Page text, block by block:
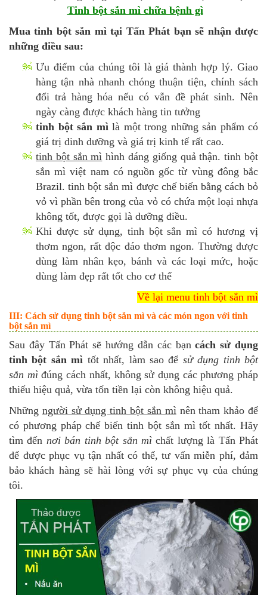
Tinh bột sắn mì chữa bệnh gì
Mua tinh bột sắn mì tại Tấn Phát bạn sẽ nhận được
những điều sau:
Ưu điểm của chúng tôi là giá thành hợp lý. Giao
hàng tận nhà nhanh chóng thuận tiện, chính sách
đổi trả hàng hóa nếu có vẫn đề phát sinh. Nên
ngày càng được khách hàng tin tưởng
tinh bột sắn mì là một trong những sản phẩm có
giá trị dinh dưỡng và giá trị kinh tế rất cao.
tinh bột sắn mì hình dáng giống quả thận. tinh bột
sắn mì việt nam có nguồn gốc từ vùng đông bắc
Brazil. tinh bột sắn mì được chế biến bằng cách bỏ
vỏ vì phần bên trong của vỏ có chứa một loại nhựa
không tốt, được gọi là dưỡng điều.
Khi được sử dụng, tinh bột sắn mì có hương vị
thơm ngon, rất độc đáo thơm ngon. Thường được
dùng làm nhân kẹo, bánh và các loại mức, hoặc
dùng làm đẹp rất tốt cho cơ thể
Về lại menu tinh bột sắn mì
III: Cách sử dụng tinh bột sắn mì và các món ngon với tinh
bột sắn mì
Sau đây Tấn Phát sẽ hướng dẫn các bạncách sử dụng
tinh bột sắn mì tốt nhất, làm sao để sử dụng tinh bột
sắn mìđúng cách nhất, không sử dụng các phương pháp
thiếu hiệu quả, vừa tốn tiền lại còn không hiệu quả.
Những người sử dụng tinh bột sắn mì nên tham khảo để
có phương pháp chế biến tinh bột sắn mì tốt nhất. Hãy
tìm đến nơi bán tinh bột sắn mìchất lượng là Tấn Phát
để được phục vụ tận nhất có thể, tư vấn miễn phí, đảm
bảo khách hàng sẽ hài lòng với sự phục vụ của chúng
tôi.